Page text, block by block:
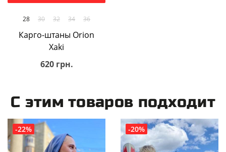
28 30 32 34 36
Карго-штаны Orion
Xaki
620 грн.
С этим товаров подходит
-22% -20%